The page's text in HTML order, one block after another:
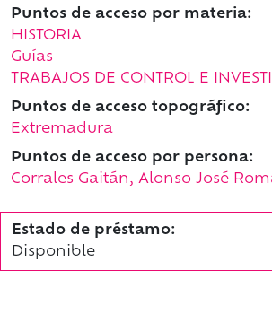
Puntos de acceso por materia:
HISTORIA
Guías
TRABAJOS DE CONTROL E
Puntos de acceso topográfico:
Extremadura
Puntos de acceso por persona:
Corrales Gaitán, Alonso José
Estado de préstamo:
Disponible